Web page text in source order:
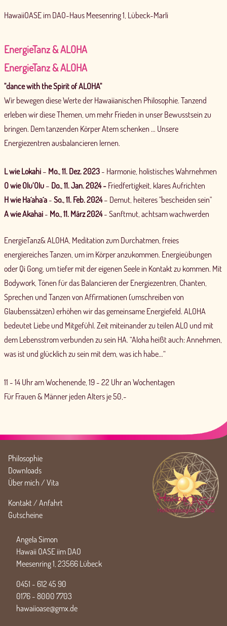
HawaiiOASE im DAO-Haus Meesenring 1, Lübeck-Marli
EnergieTanz & ALOHA
EnergieTanz & ALOHA
"dance with the Spirit of ALOHA"
Wir bewegen diese Werte der Hawaiianischen Philosophie. Tanzend
erleben wir diese Themen, um mehr Frieden in unser Bewusstsein zu
bringen. Dem tanzenden Körper Atem schenken … Unsere
Energiezentren ausbalancieren lernen.
L wie Lokahi – Mo., 11. Dez. 2023 - Harmonie, holistisches Wahrnehmen
O wie Olu‘Olu – Do., 11. Jan. 2024 - Friedfertigkeit, klares Aufrichten
H wie Ha´aha´a - So., 11. Feb. 2024– Demut, heiteres "bescheiden sein"
A wie Akahai - Mo., 11. März 2024- Sanftmut, achtsam wachwerden
EnergieTanz& ALOHA, Meditation zum Durchatmen, freies
energiereiches Tanzen, um im Körper anzukommen. Energieübungen
oder Qi Gong, um tiefer mit der eigenen Seele in Kontakt zu kommen. Mit
Bodywork, Tönen für das Balancieren der Energiezentren, Chanten,
Sprechen und Tanzen von Affirmationen (umschreiben von
Glaubenssätzen) erhöhen wir das gemeinsame Energiefeld. ALOHA
bedeutet Liebe und Mitgefühl. Zeit miteinander zu teilen ALO und mit
dem Lebensstrom verbunden zu sein HA. “Aloha heißt auch: Annehmen,
was ist und glücklich zu sein mit dem, was ich habe…“
11 - 14 Uhr am Wochenende, 19 - 22 Uhr an Wochentagen
Für Frauen & Männer jeden Alters je 50,-
Philosophie
Downloads
Über mich / Vita
Kontakt / Anfahrt
Gutscheine
Angela Simon
Hawaii OASE iim DAO
Meesenring 1, 23566 Lübeck
0451 - 612 45 90
0176 - 8000 7703
hawaiioase@gmx.de